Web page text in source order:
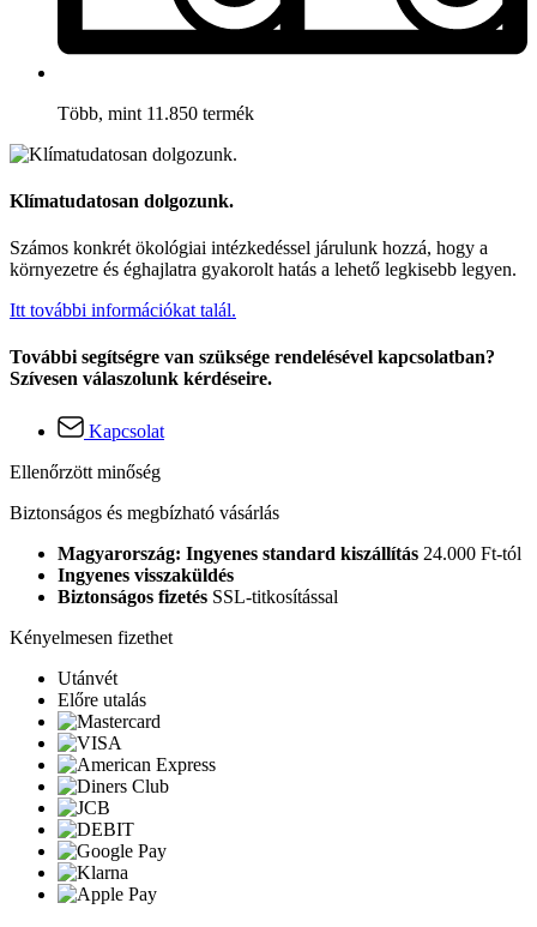
Több, mint 11.850 termék
Klímatudatosan dolgozunk.
Számos konkrét ökológiai intézkedéssel járulunk hozzá, hogy a
környezetre és éghajlatra gyakorolt hatás a lehető legkisebb legyen.
Itt további információkat talál.
További segítségre van szüksége rendelésével kapcsolatban?
Szívesen válaszolunk kérdéseire.
Kapcsolat
Ellenőrzött minőség
Biztonságos és megbízható vásárlás
Magyarország: Ingyenes standard kiszállítás 24.000 Ft-tól
Ingyenes visszaküldés
Biztonságos fizetés SSL-titkosítással
Kényelmesen fizethet
Utánvét
Előre utalás